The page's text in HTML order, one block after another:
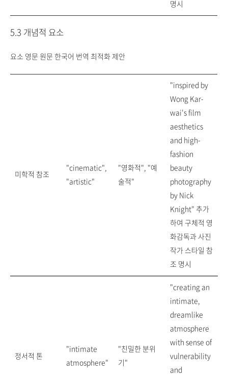
명시
5.3 개념적 요소
요소 영문 원문 한국어 번역 최적화 제안
미학적 참조
"cinematic",
"artistic"
"영화적", "예
술적"
"inspired by
Wong Kar-
wai's film
aesthetics
and high-
fashion
beauty
photography
by Nick
Knight" 추가
하여 구체적 영
화감독과 사진
작가 스타일 참
조 명시
정서적 톤
"intimate
atmosphere"
"친밀한 분위
기"
"creating an
intimate,
dreamlike
atmosphere
with sense of
vulnerability
and